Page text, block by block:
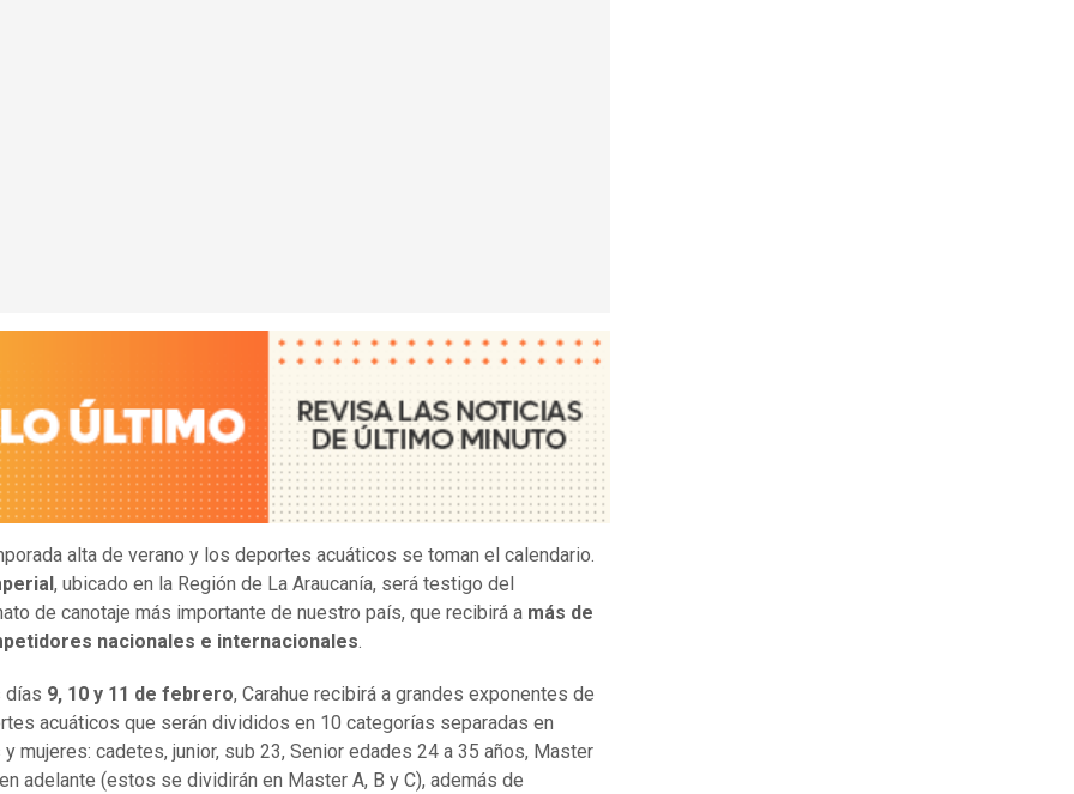
alta de verano y los deportes acuáticos se toman el calendario.
, ubicado en la Región de La Araucanía, será testigo del
de canotaje más importante de nuestro país, que recibirá a más de
nacionales e internacionales.
días 9, 10 y 11 de febrero, Carahue recibirá a grandes exponentes de
acuáticos que serán divididos en 10 categorías separadas en
mujeres: cadetes, junior, sub 23, Senior edades 24 a 35 años, Master
adelante (estos se dividirán en Master A, B y C), además de